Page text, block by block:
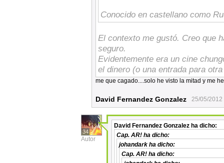
Conocido en castellano como
El contexto me gustó. Creo que
seguro.
Evidentemente era un cine
el dinero (o una entrada para
me que cagado....solo he visto la mitad y me
David Fernandez Gonzalez 25/05/2012
34
Autor
David Fernandez Gonzalez ha dicho:
Cap. AR! ha dicho:
johandark ha dicho:
Cap. AR! ha dicho: